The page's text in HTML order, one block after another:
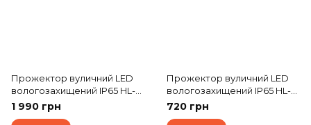
Прожектор вуличний LED
вологозахищений IP65 HL-
26/150W SMD CW
1 990 грн
Прожектор вуличний LED
вологозахищений IP65 HL-
29/70W CW
720 грн